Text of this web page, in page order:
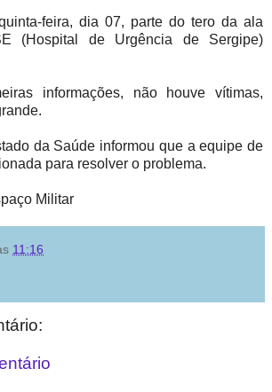
feira, dia 07, parte do tero da ala
(Hospital de Urgência de Sergipe)
informações, não houve vítimas,
da Saúde informou que a equipe de
para resolver o problema.
Militar
11:16